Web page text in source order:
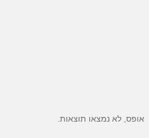
אופס, לא נמצאו תוצאות.